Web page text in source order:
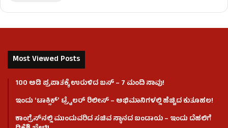
Most Viewed Posts
100 ಅಡಿ ಪ್ರಪಾತಕ್ಕೆ ಉರುಳಿದ ಬಸ್‌ – 7 ಮಂದಿ ಸಾವು!
ಇಂದು ʻಟಾಕ್ಸಿಕ್ʼ ಟ್ರೈಲರ್ ರಿಲೀಸ್‌ – ಅಭಿಮಾನಿಗಳಲ್ಲಿ ಹೆಚ್ಚಿದ ಕುತೂಹಲ!
ಕಾಂಗ್ರೆಸ್​ನಲ್ಲಿ ಮುಂದುವರಿದ ಸಚಿವ ಸ್ಥಾನದ ಬಂಡಾಯ – ಇಂದು ದೆಹಲಿಗೆ